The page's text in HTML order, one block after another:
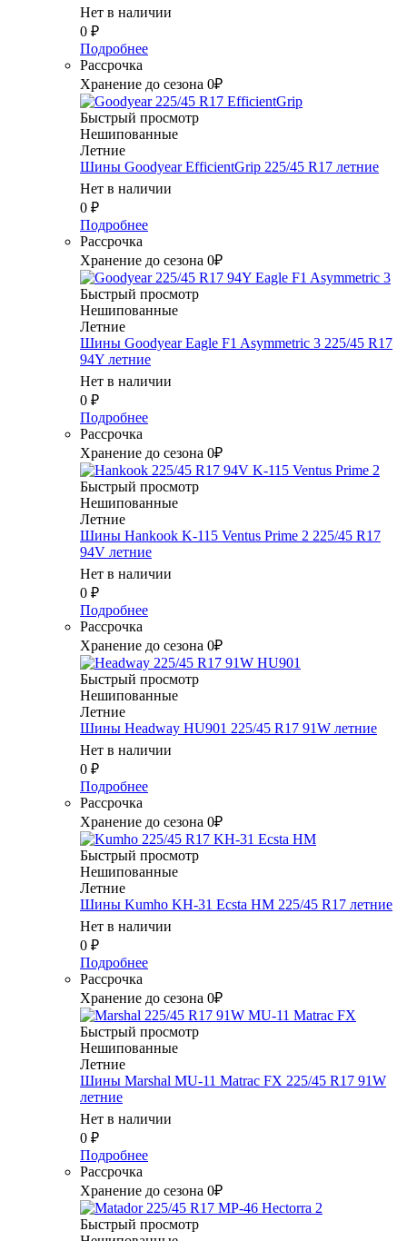
Нет в наличии
0 ₽
Подробнее
Рассрочка
Хранение до сезона 0₽
Быстрый просмотр
Нешипованные
Летние
Шины Goodyear EfficientGrip 225/45 R17 летние
Нет в наличии
0 ₽
Подробнее
Рассрочка
Хранение до сезона 0₽
Быстрый просмотр
Нешипованные
Летние
Шины Goodyear Eagle F1 Asymmetric 3 225/45 R17
94Y летние
Нет в наличии
0 ₽
Подробнее
Рассрочка
Хранение до сезона 0₽
Быстрый просмотр
Нешипованные
Летние
Шины Hankook K-115 Ventus Prime 2 225/45 R17
94V летние
Нет в наличии
0 ₽
Подробнее
Рассрочка
Хранение до сезона 0₽
Быстрый просмотр
Нешипованные
Летние
Шины Headway HU901 225/45 R17 91W летние
Нет в наличии
0 ₽
Подробнее
Рассрочка
Хранение до сезона 0₽
Быстрый просмотр
Нешипованные
Летние
Шины Kumho KH-31 Ecsta HM 225/45 R17 летние
Нет в наличии
0 ₽
Подробнее
Рассрочка
Хранение до сезона 0₽
Быстрый просмотр
Нешипованные
Летние
Шины Marshal MU-11 Matrac FX 225/45 R17 91W
летние
Нет в наличии
0 ₽
Подробнее
Рассрочка
Хранение до сезона 0₽
Быстрый просмотр